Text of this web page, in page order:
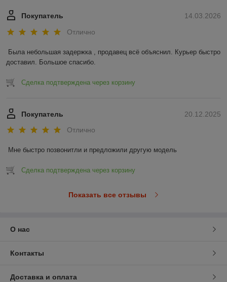
14.03.2026
Покупатель
Отлично
Была небольшая задержка , продавец всё объяснил. Курьер быстро
доставил. Большое спасибо.
Сделка подтверждена через корзину
20.12.2025
Покупатель
Отлично
Мне быстро позвонитли и предложили другую модель
Сделка подтверждена через корзину
Показать все отзывы
О нас
Контакты
Доставка и оплата